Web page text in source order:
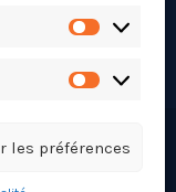
Marketing
les préférences